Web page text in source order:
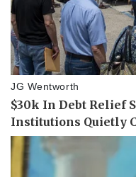
Pháp luật
Vụ án
Tin nóng
Tư vấn luật